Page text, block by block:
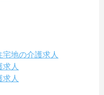
地の介護求人
人
人